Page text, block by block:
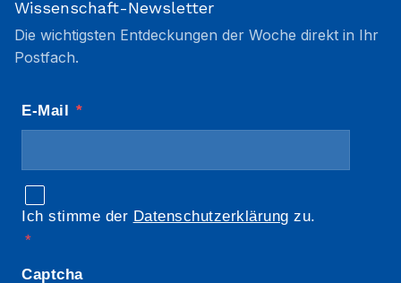
Wissenschaft-Newsletter
Die wichtigsten Entdeckungen der Woche direkt in Ihr
Postfach.